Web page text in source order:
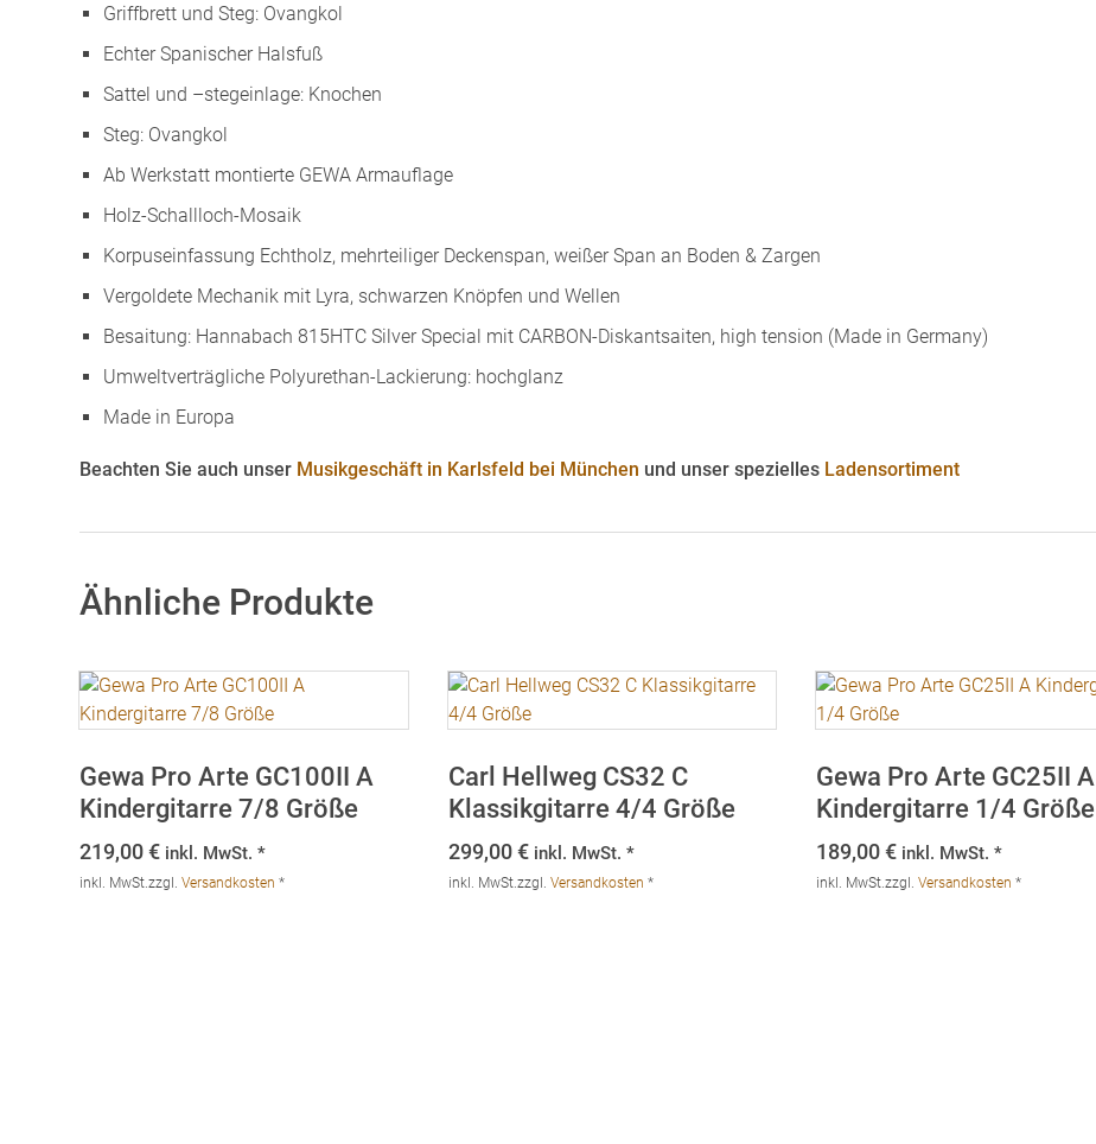
Griffbrett und Steg: Ovangkol
Echter Spanischer Halsfuß
Sattel und –stegeinlage: Knochen
Steg: Ovangkol
Ab Werkstatt montierte GEWA Armauflage
Holz-Schallloch-Mosaik
Korpuseinfassung Echtholz, mehrteiliger Deckenspan, weißer Span an Boden & Zargen
Vergoldete Mechanik mit Lyra, schwarzen Knöpfen und Wellen
Besaitung: Hannabach 815HTC Silver Special mit CARBON-Diskantsaiten, high tension (Made in Germany)
Umweltverträgliche Polyurethan-Lackierung: hochglanz
Made in Europa
Beachten Sie auch unser Musikgeschäft in Karlsfeld bei München und unser spezielles Ladensortiment
Ähnliche Produkte
Gewa Pro Arte GC100II A
Kindergitarre 7/8 Größe
219,00€ inkl. MwSt. *
inkl. MwSt.zzgl.Versandkosten *
Carl Hellweg CS32 C
Klassikgitarre 4/4 Größe
299,00€ inkl. MwSt. *
inkl. MwSt.zzgl. Versandkosten *
Gewa Pro Arte GC25II A
Kindergitarre 1/4 Größe
189,00€ inkl. MwSt. *
inkl. MwSt.zzgl.Versandkosten *